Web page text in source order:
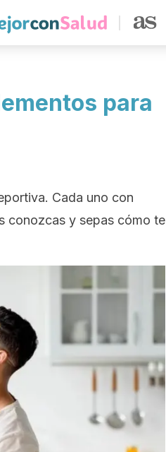
para
Cada uno con
conozcas y sepas cómo te